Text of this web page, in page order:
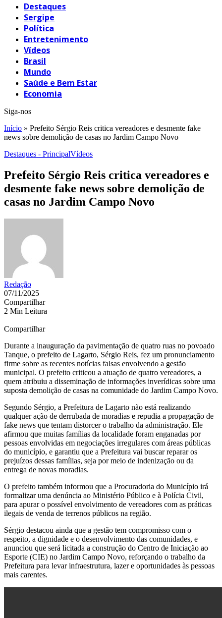
Destaques
Sergipe
Política
Entretenimento
Vídeos
Brasil
Mundo
Saúde e Bem Estar
Economia
Siga-nos
Início » Prefeito Sérgio Reis critica vereadores e desmente fake
news sobre demolição de casas no Jardim Campo Novo
Destaques - PrincipalVídeos
Prefeito Sérgio Reis critica vereadores e
desmente fake news sobre demolição de
casas no Jardim Campo Novo
Redação
07/11/2025
Compartilhar
2 Min Leitura
Compartilhar
Durante a inauguração da pavimentação de quatro ruas no povoado
Tanque, o prefeito de Lagarto, Sérgio Reis, fez um pronunciamento
firme sobre as recentes notícias falsas envolvendo a gestão
municipal. O prefeito criticou a atuação de quatro vereadores, a
quem atribuiu a disseminação de informações inverídicas sobre uma
suposta demolição de casas na comunidade do Jardim Campo Novo.
Segundo Sérgio, a Prefeitura de Lagarto não está realizando
qualquer ação de derrubada de moradias e repudia a propagação de
fake news que tentam distorcer o trabalho da administração. Ele
afirmou que muitas famílias da localidade foram enganadas por
pessoas envolvidas em negociações irregulares com áreas públicas
do município, e garantiu que a Prefeitura vai buscar reparar os
prejuízos dessas famílias, seja por meio de indenização ou da
entrega de novas moradias.
O prefeito também informou que a Procuradoria do Município irá
formalizar uma denúncia ao Ministério Público e à Polícia Civil,
para apurar o possível envolvimento de vereadores com as práticas
ilegais de venda de terrenos públicos na região.
Sérgio destacou ainda que a gestão tem compromisso com o
respeito, a dignidade e o desenvolvimento das comunidades, e
anunciou que será licitada a construção do Centro de Iniciação ao
Esporte (CIE) no Jardim Campo Novo, reforçando o trabalho da
Prefeitura para levar infraestrutura, lazer e oportunidades às pessoas
mais carentes.